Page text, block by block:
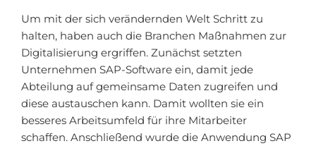
Um mit der sich verändernden Welt Schritt zu
halten, haben auch die Branchen Maßnahmen zur
Digitalisierung ergriffen. Zunächst setzten
Unternehmen SAP-Software ein, damit jede
Abteilung auf gemeinsame Daten zugreifen und
diese austauschen kann. Damit wollten sie ein
besseres Arbeitsumfeld für ihre Mitarbeiter
schaffen. Anschließend wurde die Anwendung SAP